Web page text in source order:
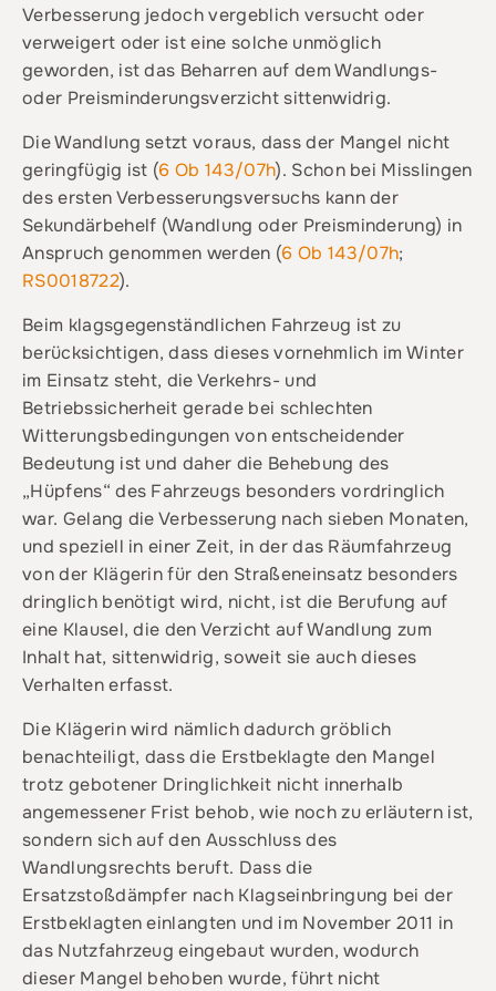
Verbesserung jedoch vergeblich versucht oder
verweigert oder ist eine solche unmöglich
geworden, ist das Beharren auf dem Wandlungs-
oder Preisminderungsverzicht sittenwidrig.
Die Wandlung setzt voraus, dass der Mangel nicht
geringfügig ist (6 Ob 143/07h). Schon bei Misslingen
des ersten Verbesserungsversuchs kann der
Sekundärbehelf (Wandlung oder Preisminderung) in
Anspruch genommen werden (6 Ob 143/07h;
RS0018722).
Beim klagsgegenständlichen Fahrzeug ist zu
berücksichtigen, dass dieses vornehmlich im Winter
im Einsatz steht, die Verkehrs- und
Betriebssicherheit gerade bei schlechten
Witterungsbedingungen von entscheidender
Bedeutung ist und daher die Behebung des
„Hüpfens“ des Fahrzeugs besonders vordringlich
war. Gelang die Verbesserung nach sieben Monaten,
und speziell in einer Zeit, in der das Räumfahrzeug
von der Klägerin für den Straßeneinsatz besonders
dringlich benötigt wird, nicht, ist die Berufung auf
eine Klausel, die den Verzicht auf Wandlung zum
Inhalt hat, sittenwidrig, soweit sie auch dieses
Verhalten erfasst.
Die Klägerin wird nämlich dadurch gröblich
benachteiligt, dass die Erstbeklagte den Mangel
trotz gebotener Dringlichkeit nicht innerhalb
angemessener Frist behob, wie noch zu erläutern ist,
sondern sich auf den Ausschluss des
Wandlungsrechts beruft. Dass die
Ersatzstoßdämpfer nach Klagseinbringung bei der
Erstbeklagten einlangten und im November 2011 in
das Nutzfahrzeug eingebaut wurden, wodurch
dieser Mangel behoben wurde, führt nicht